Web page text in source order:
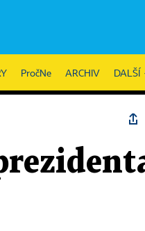
PročNe ARCHIV DALŠÍ